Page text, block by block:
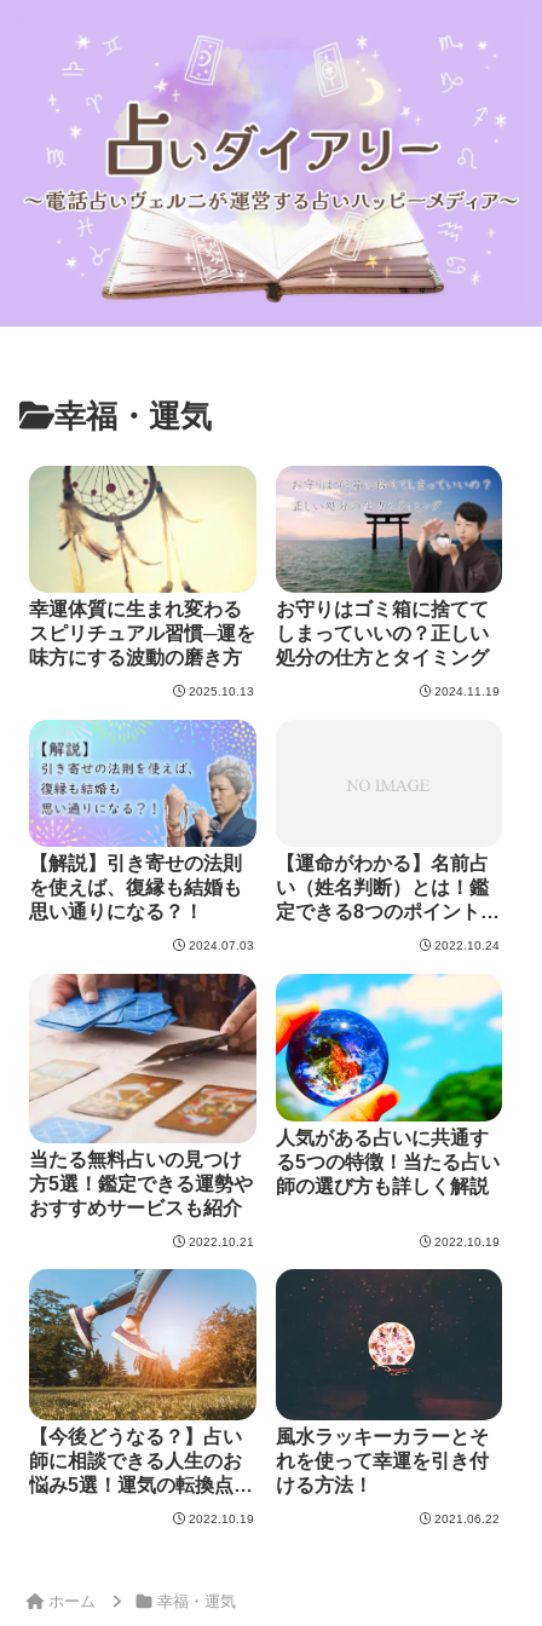
幸福・運気
幸運体質に生まれ変わる
スピリチュアル習慣─運を
味方にする波動の磨き方
2025.10.13
お守りはゴミ箱に捨てて
しまっていいの？正しい
処分の仕方とタイミング
2024.11.19
【解説】引き寄せの法則
を使えば、復縁も結婚も
思い通りになる？！
2024.07.03
【運命がわかる】名前占
い（姓名判断）とは！鑑
定できる8つのポイントや
2022.10.24
当たる無料占いの見つけ
方5選！鑑定できる運勢や
おすすめサービスも紹介
2022.10.21
人気がある占いに共通す
る5つの特徴！当たる占い
師の選び方も詳しく解説
2022.10.19
【今後どうなる？】占い
師に相談できる人生のお
悩み5選！運気の転換点も
紹介【無料鑑定】 2022.10.19
風水ラッキーカラーとそ
れを使って幸運を引き付
ける方法！
2021.06.22
ホーム 幸福・運気